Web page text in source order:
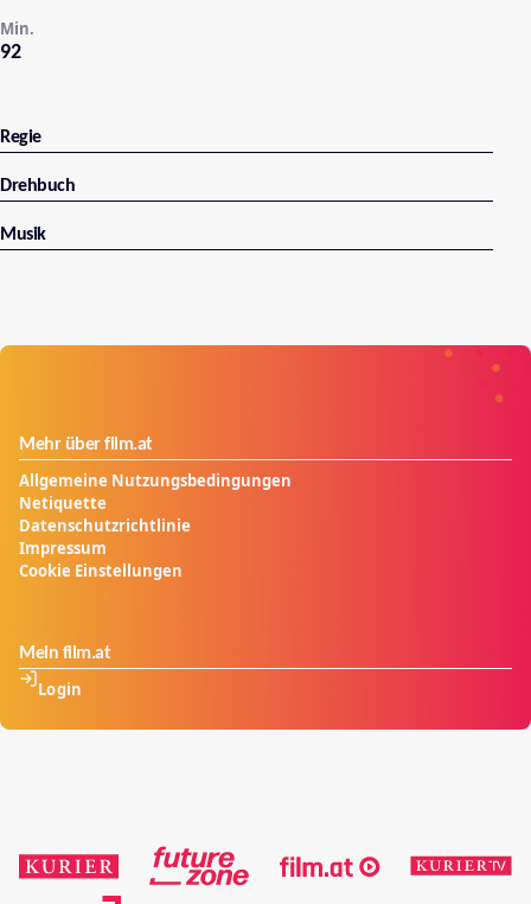
92
Min.
Regie
Drehbuch
Musik
Mehr über film.at
Allgemeine Nutzungsbedingungen
Netiquette
Datenschutzrichtlinie
Impressum
Cookie Einstellungen
Mein film.at
Login